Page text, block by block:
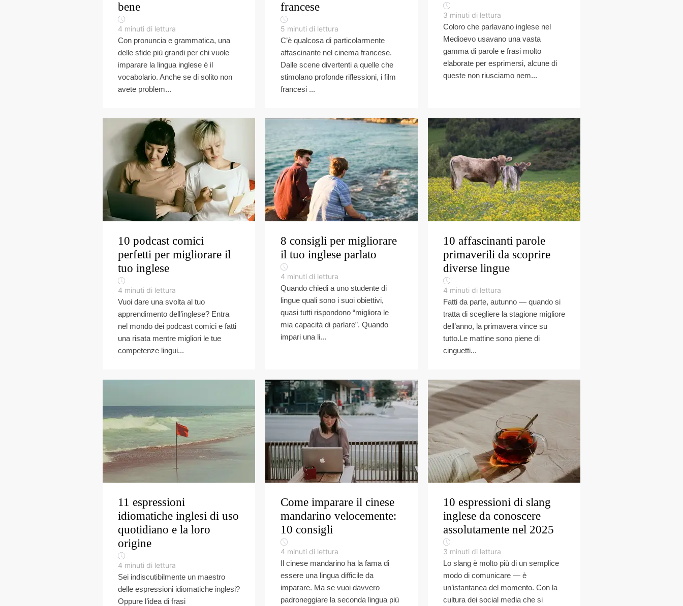
bene
4 minuti di lettura
Con pronuncia e grammatica, una
delle sfide più grandi per chi vuole
imparare la lingua inglese è il
vocabolario. Anche se di solito non
avete problem...
francese
5 minuti di lettura
C’è qualcosa di particolarmente
affascinante nel cinema francese.
Dalle scene divertenti a quelle che
stimolano profonde riflessioni, i film
francesi ...
3 minuti di lettura
Coloro che parlavano inglese nel
Medioevo usavano una vasta
gamma di parole e frasi molto
elaborate per esprimersi, alcune di
queste non riusciamo nem...
10 podcast comici
perfetti per migliorare il
tuo inglese
4 minuti di lettura
Vuoi dare una svolta al tuo
apprendimento dell’inglese? Entra
nel mondo dei podcast comici e fatti
una risata mentre migliori le tue
competenze lingui...
8 consigli per migliorare
il tuo inglese parlato
4 minuti di lettura
Quando chiedi a uno studente di
lingue quali sono i suoi obiettivi,
quasi tutti rispondono “migliora le
mia capacità di parlare”. Quando
impari una li...
10 affascinanti parole
primaverili da scoprire
diverse lingue
4 minuti di lettura
Fatti da parte, autunno — quando si
tratta di scegliere la stagione migliore
dell’anno, la primavera vince su
tutto.Le mattine sono piene di
cinguetti...
11 espressioni
idiomatiche inglesi di uso
quotidiano e la loro
origine
4 minuti di lettura
Sei indiscutibilmente un maestro
delle espressioni idiomatiche inglesi?
Oppure l’idea di frasi
Come imparare il cinese
mandarino velocemente:
10 consigli
4 minuti di lettura
Il cinese mandarino ha la fama di
essere una lingua difficile da
imparare. Ma se vuoi davvero
padroneggiare la seconda lingua più
10 espressioni di slang
inglese da conoscere
assolutamente nel 2025
3 minuti di lettura
Lo slang è molto più di un semplice
modo di comunicare — è
un’istantanea del momento. Con la
cultura dei social media che si